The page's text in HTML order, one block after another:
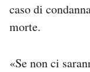
caso di
morte.
«Se non ci